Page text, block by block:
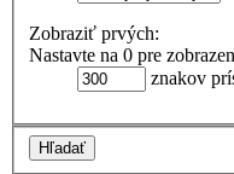
Zobraziť prvých:
Nastavte na 0 pre
znakov